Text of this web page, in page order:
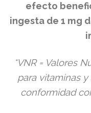
efecto
ingesta de 1 mg
*VNR = Valores
para vitaminas
conformidad